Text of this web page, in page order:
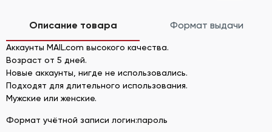
Описание товара Формат выдачи
Аккаунты MAIL.com высокого качества.
Возраст от 5 дней.
Новые аккаунты, нигде не использовались.
Подходят для длительного использования.
Мужские или женские.
Формат учётной записи логин:пароль